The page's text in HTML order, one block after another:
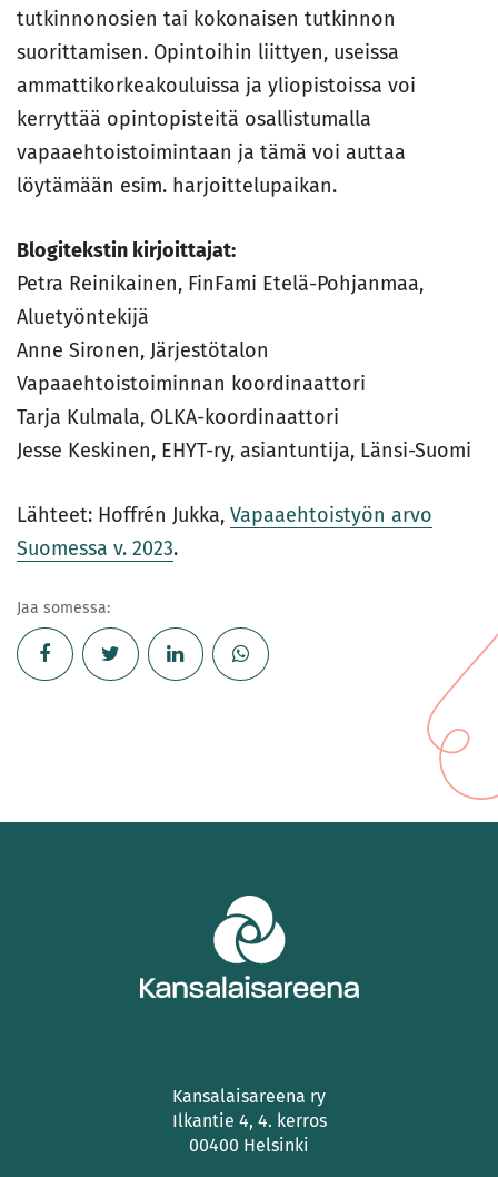
tutkinnonosien tai kokonaisen tutkinnon
suorittamisen. Opintoihin liittyen, useissa
ammattikorkeakouluissa ja yliopistoissa voi
kerryttää opintopisteitä osallistumalla
vapaaehtoistoimintaan ja tämä voi auttaa
löytämään esim. harjoittelupaikan.
Blogitekstin kirjoittajat:
Petra Reinikainen, FinFami Etelä-Pohjanmaa,
Aluetyöntekijä
Anne Sironen, Järjestötalon
Vapaaehtoistoiminnan koordinaattori
Tarja Kulmala, OLKA-koordinaattori
Jesse Keskinen, EHYT-ry, asiantuntija, Länsi-Suomi
Lähteet: Hoffrén Jukka, Vapaaehtoistyön arvo
Suomessa v. 2023.
Jaa somessa:
Kansalaisareena ry
Ilkantie 4, 4. kerros
00400 Helsinki